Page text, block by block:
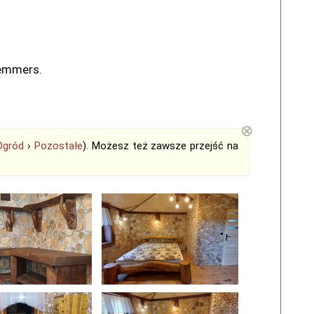
›Pozostałe). Możesz też zawsze przejść na
⊗